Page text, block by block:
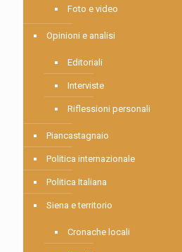
Foto e video
Opinioni e analisi
Editoriali
Interviste
Riflessioni personali
Piancastagnaio
Politica internazionale
Politica Italiana
Siena e territorio
Cronache locali